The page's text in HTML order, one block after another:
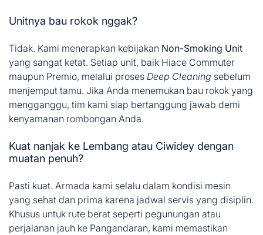
Unitnya bau rokok nggak?
Tidak. Kami menerapkan kebijakan Non-Smoking Unit
yang sangat ketat. Setiap unit, baik Hiace Commuter
maupun Premio, melalui proses Deep Cleaning sebelum
menjemput tamu. Jika Anda menemukan bau rokok yang
mengganggu, tim kami siap bertanggung jawab demi
kenyamanan rombongan Anda.
Kuat nanjak ke Lembang atau Ciwidey dengan
muatan penuh?
Pasti kuat. Armada kami selalu dalam kondisi mesin
yang sehat dan prima karena jadwal servis yang disiplin.
Khusus untuk rute berat seperti pegunungan atau
perjalanan jauh ke Pangandaran, kami memastikan